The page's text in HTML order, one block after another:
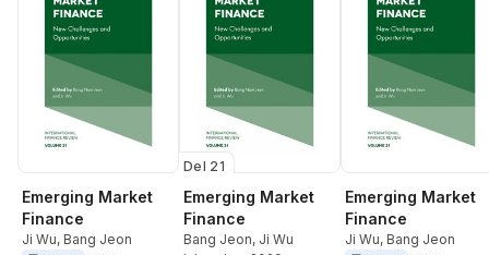
Emerging Market
Finance
Ji Wu, Bang Jeon
Del 21
Emerging Market
Finance
Bang Jeon, Ji Wu
Emerging Market
Finance
Ji Wu, Bang Jeon